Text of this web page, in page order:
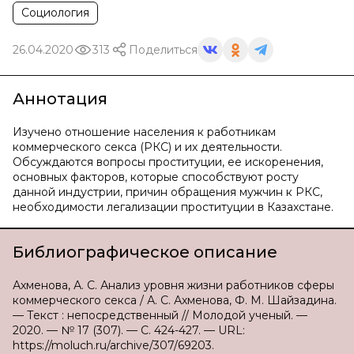
Социология
26.04.2020 313 Поделиться
Аннотация
Изучено отношение населения к работникам
коммерческого секса (РКС) и их деятельности.
Обсуждаются вопросы проституции, ее искоренения,
основных факторов, которые способствуют росту
данной индустрии, причин обращения мужчин к РКС,
необходимости легализации проституции в Казахстане.
Библиографическое описание
Ахменова, А. С. Анализ уровня жизни работников сферы
коммерческого секса / А. С. Ахменова, Ф. М. Шайзадина.
— Текст : непосредственный // Молодой ученый. —
2020. — № 17 (307). — С. 424-427. — URL:
https://moluch.ru/archive/307/69203.